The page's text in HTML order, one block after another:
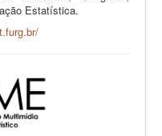
Estatística.